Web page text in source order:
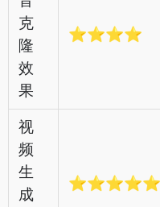
克
隆
效
果
⭐⭐⭐⭐
视
频
生
成
⭐⭐⭐⭐⭐